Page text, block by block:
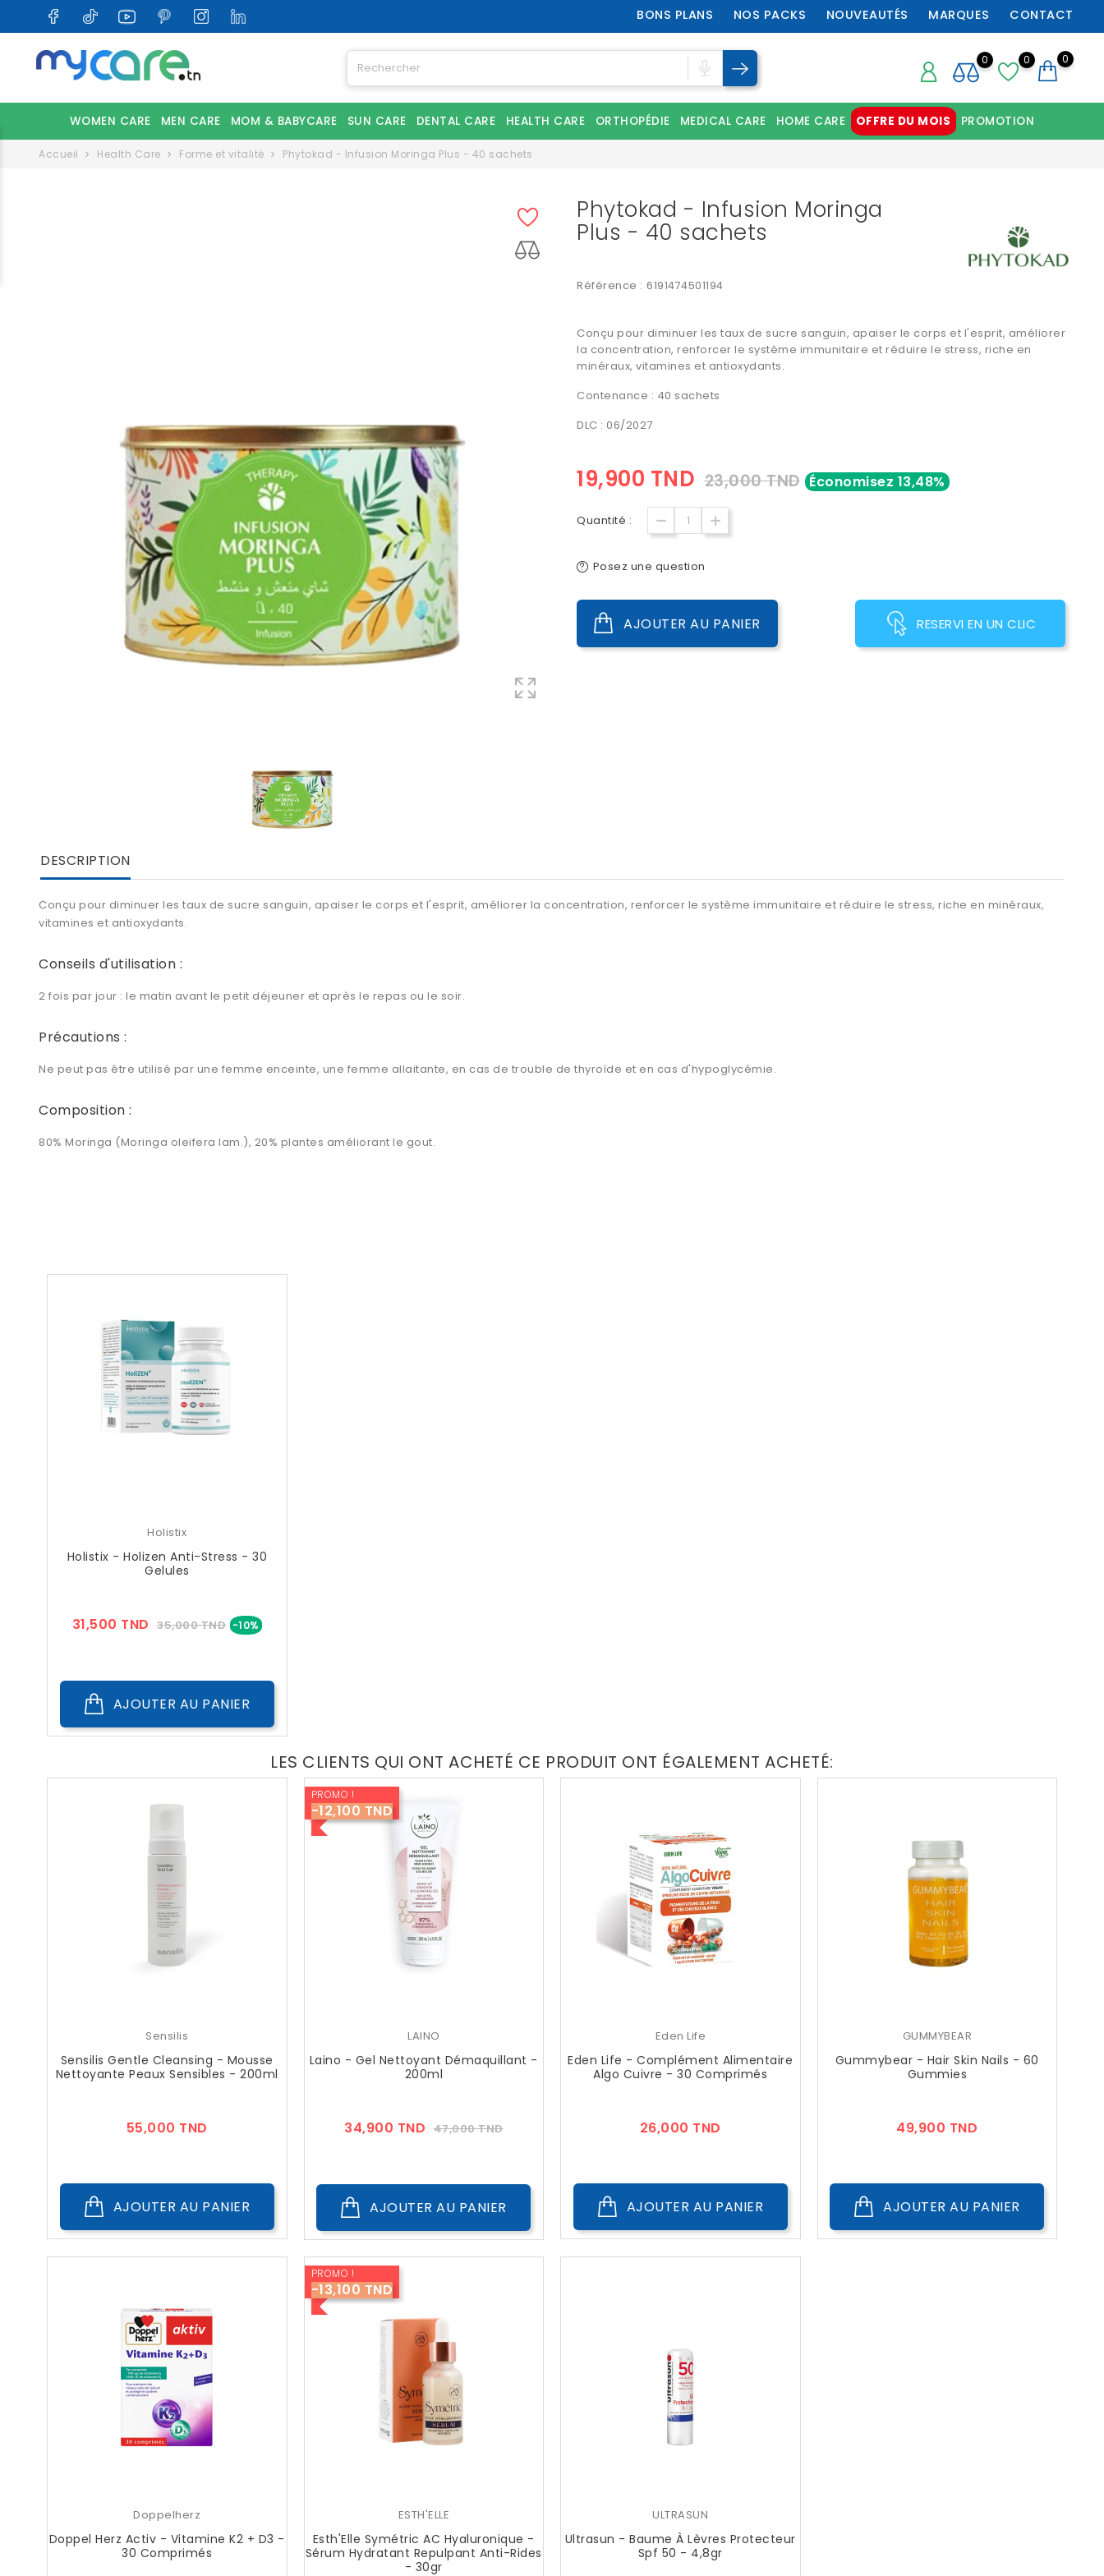
BONS PLANS NOS PACKS NOUVEAUTÉS MARQUES CONTACT
0 0
0
WOMEN CARE MEN CARE MOM & BABYCARE SUN CARE DENTAL CARE HEALTH CARE ORTHOPÉDIE MEDICAL CARE HOME CARE OFFRE DU MOIS PROMOTION
Accueil Health Care Forme et vitalité Phytokad - Infusion Moringa Plus - 40 sachets
Phytokad - Infusion Moringa
Plus - 40 sachets
Référence : 6191474501194
Conçu pour diminuer les taux de sucre sanguin, apaiser le corps et l'esprit, améliorer
la concentration, renforcer le système immunitaire et réduire le stress, riche en
minéraux, vitamines et antioxydants.
Contenance : 40 sachets
DLC : 06/2027
19,900 TND 23,000 TND Économisez 13,48%
Quantité :
Posez une question
AJOUTER AU PANIER RESERVI EN UN CLIC
DESCRIPTION
Conçu pour diminuer les taux de sucre sanguin, apaiser le corps et l'esprit, améliorer la concentration, renforcer le système immunitaire et réduire le stress, riche en minéraux,
vitamines et antioxydants.
Conseils d'utilisation :
2 fois par jour : le matin avant le petit déjeuner et après le repas ou le soir.
Précautions :
Ne peut pas être utilisé par une femme enceinte, une femme allaitante, en cas de trouble de thyroïde et en cas d'hypoglycémie.
Composition :
80% Moringa (Moringa oleifera lam.), 20% plantes améliorant le gout.
Holistix
Holistix - Holizen Anti-Stress - 30
Gelules
31,500 TND Prix
35,000 TND -10% Prix
AJOUTER AU PANIER
LES CLIENTS QUI ONT ACHETÉ CE PRODUIT ONT ÉGALEMENT ACHETÉ:
Sensilis
Sensilis Gentle Cleansing - Mousse
Nettoyante Peaux Sensibles - 200ml
55,000 TND
AJOUTER AU PANIER
PROMO !
-12,100 TND
LAINO
Laino - Gel Nettoyant Démaquillant -
200ml
34,900 TND Prix
47,000 TNDPrix
AJOUTER AU PANIER
Eden Life
Eden Life - Complément Alimentaire
Algo Cuivre - 30 Comprimés
26,000 TND
AJOUTER AU PANIER
GUMMYBEAR
Gummybear - Hair Skin Nails - 60
Gummies
49,900 TND
AJOUTER AU PANIER
Doppelherz
Doppel Herz Activ - Vitamine K2 + D3 -
30 Comprimés
PROMO !
-13,100 TND
ESTH'ELLE
Esth'Elle Symétric AC Hyaluronique -
Sérum Hydratant Repulpant Anti-Rides
- 30gr
ULTRASUN
Ultrasun - Baume À Lèvres Protecteur
Spf 50 - 4,8gr